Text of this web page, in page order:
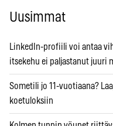
Uusimmat
LinkedIn-profiili voi antaa
itsekehu ei paljastanut juuri
Sometili jo 11-vuotiaana?
koetuloksiin